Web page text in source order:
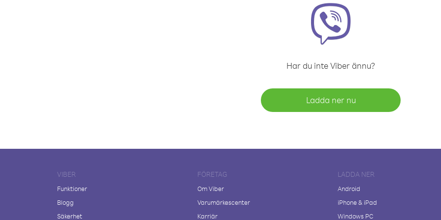
Har du inte Viber ännu?
Ladda ner nu
VIBER
Funktioner
Blogg
Säkerhet
FÖRETAG
Om Viber
Varumärkescenter
Karriär
LADDA NER
Android
iPhone & iPad
Windows PC